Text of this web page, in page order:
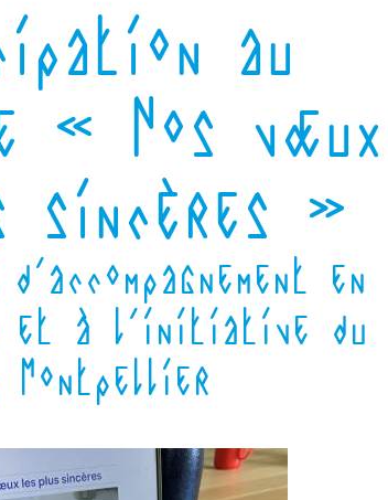
au
« Nos vœux
sincères »
en
et à l’initiative du
Montpellier